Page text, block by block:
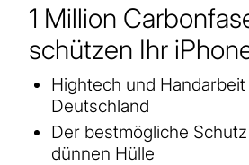
1 Million
schützen Ihr
Hightech und Handarbeit
Deutschland
Der bestmögliche
dünnen Hülle